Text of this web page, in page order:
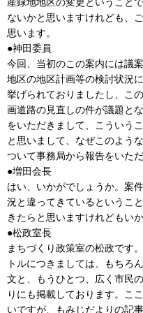
ないかと思いますけれども、
思います。
●神田委員
今回、当初のこの案内には議
地区の地区計画等の検討状況
挙げられておりましたし、こ
画道路の見直しの件が議題と
をいただきまして、こういう
と思いまして、なぜこのよう
ついて事務局から報告をいた
●増田会長
はい、いかがでしょうか。案
況と違ってきているというこ
きたらと思いますけれどもい
●松政室長
まちづくり政策室の松政です
トルにつきましては、もちろ
文と、もうひとつ、広く市民
りにも掲載しております。こ
いですが、もみじだよりの記